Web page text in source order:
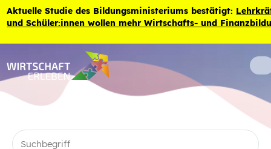
Zum Inhalt der Seite springen
Aktuelle Studie des Bildungsministeriums bestätigt:
und Schüler:innen wollen mehr Wirtschafts- und